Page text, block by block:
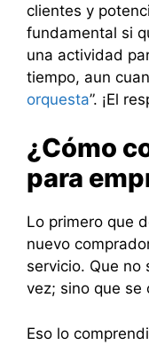
clientes y
fundamental si
una actividad
tiempo, aun
orquesta”. ¡El
¿Cómo
para
Lo primero que
nuevo
servicio. Que no
vez; sino que se
Eso lo